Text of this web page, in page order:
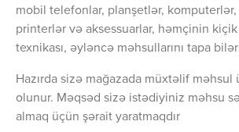
mobil telefonlar, planşetlər,
printerlər və aksessuarlar, həmçinin
texnikası, əyləncə məhsullarını tapa
Hazırda sizə mağazada müxtəlif
olunur. Məqsəd sizə istədiyiniz məhsu
almaq üçün şərait yaratmaqdır